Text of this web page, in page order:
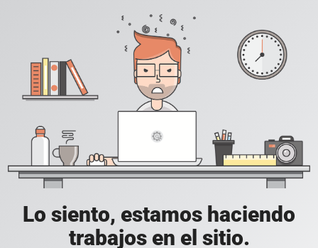
Lo siento, estamos haciendo
trabajos en el sitio.